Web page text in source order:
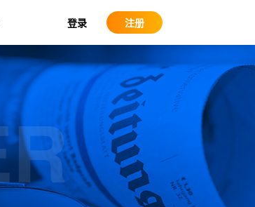
登录 注册